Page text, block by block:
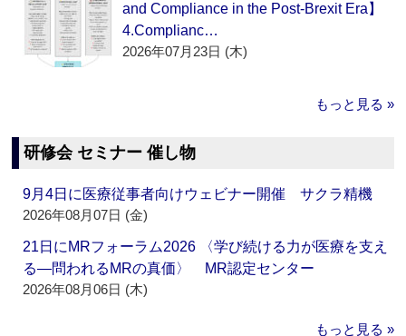
and Compliance in the Post-Brexit Era】
4.Complianc…
2026年07月23日 (木)
もっと見る »
研修会 セミナー 催し物
9月4日に医療従事者向けウェビナー開催 サクラ精機
2026年08月07日 (金)
21日にMRフォーラム2026 〈学び続ける力が医療を支え
る―問われるMRの真価〉 MR認定センター
2026年08月06日 (木)
もっと見る »